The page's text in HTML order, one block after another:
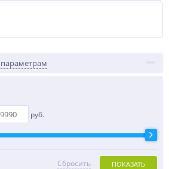
руб.
ПОКАЗАТЬ
Сбросить